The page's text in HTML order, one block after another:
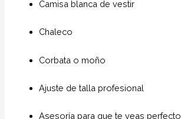
Camisa blanca de vestir
Chaleco
Corbata o moño
Ajuste de talla profesional
Asesoría para que te veas perfecto